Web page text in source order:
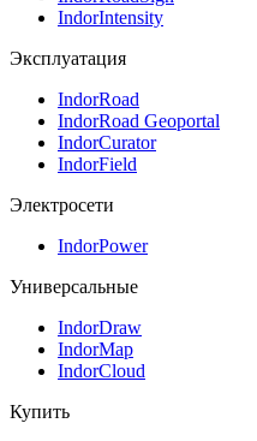
IndorIntensity
Эксплуатация
IndorRoad
IndorRoad Geoportal
IndorCurator
IndorField
Электросети
IndorPower
Универсальные
IndorDraw
IndorMap
IndorCloud
Купить